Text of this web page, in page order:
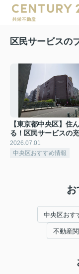
区民サービスの
【東京都中央区】住
る！区民サービスの
2026.07.01
中央区おすすめ情報
お
中央区おす
不動産